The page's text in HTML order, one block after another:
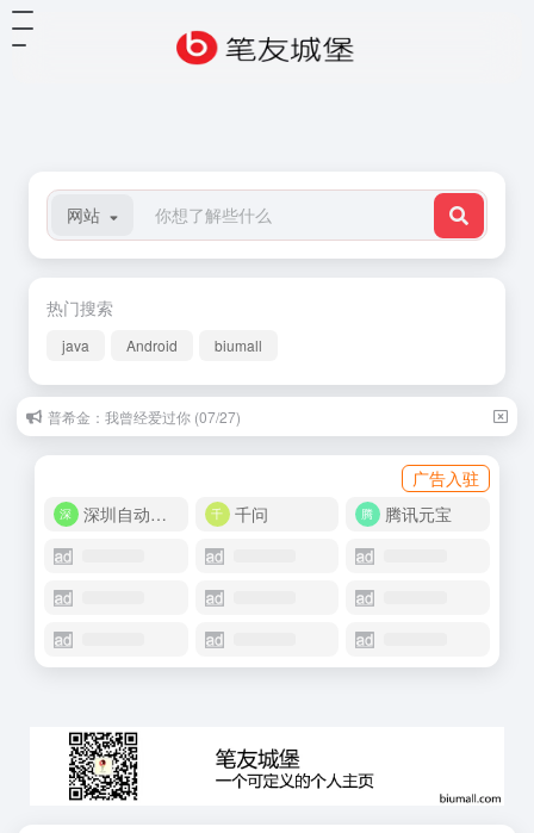
网站
热门搜索
java Android biumall
普希金：我曾经爱过你 (07/27)
广告入驻
深圳自动化商城
千问 腾讯元宝